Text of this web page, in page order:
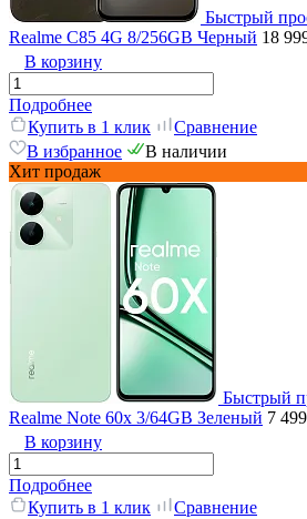
Быстрый
Realme C85 4G 8/256GB Черный 18
В корзину
Подробнее
Купить в 1 клик
Сравнение
В избранное
В наличии
Хит продаж
Быстрый
Realme Note 60x 3/64GB Зеленый 7
В корзину
Подробнее
Купить в 1 клик
Сравнение